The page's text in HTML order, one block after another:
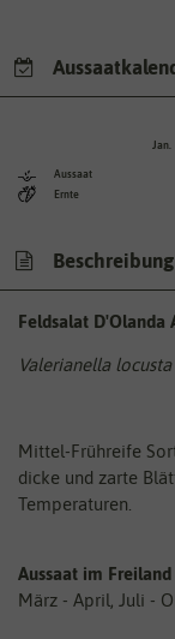
Aussaat
Ernte
Jan.
Beschreibung
Feldsalat D'Olanda
Valerianella locusta
Mittel-Frühreife
dicke und zarte
Temperaturen.
Aussaat im Freiland
März - April, Juli -